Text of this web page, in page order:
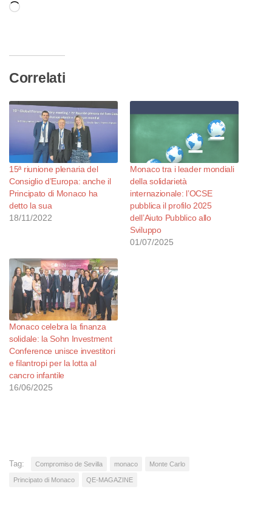
Caricamento
Correlati
15ª riunione plenaria del
Consiglio d’Europa: anche il
Principato di Monaco ha
detto la sua
18/11/2022
Monaco tra i leader mondiali
della solidarietà
internazionale: l’OCSE
pubblica il profilo 2025
dell’Aiuto Pubblico allo
Sviluppo
01/07/2025
Monaco celebra la finanza
solidale: la Sohn Investment
Conference unisce investitori
e filantropi per la lotta al
cancro infantile
16/06/2025
Tag: Compromiso de Sevilla monaco Monte Carlo
Principato di Monaco QE-MAGAZINE